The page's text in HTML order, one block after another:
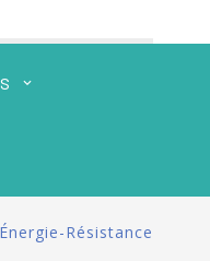
Énergie-Résistance